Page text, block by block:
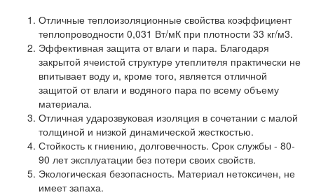
Отличные теплоизоляционные свойства коэффициент
теплопроводности 0,031 Вт/мК при плотности 33 кг/м3.
Эффективная защита от влаги и пара. Благодаря
закрытой ячеистой структуре утеплителя практически не
впитывает воду и, кроме того, является отличной
защитой от влаги и водяного пара по всему объему
материала.
Отличная ударозвуковая изоляция в сочетании с малой
толщиной и низкой динамической жесткостью.
Стойкость к гниению, долговечность. Срок службы - 80-
90 лет эксплуатации без потери своих свойств.
Экологическая безопасность. Материал нетоксичен, не
имеет запаха.